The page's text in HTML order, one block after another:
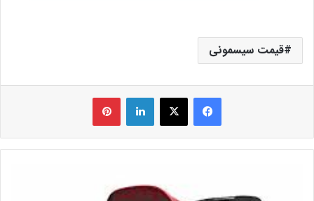
قیمت سیسمونی
فیس بوک X لینکدین ‫پین‌ترست